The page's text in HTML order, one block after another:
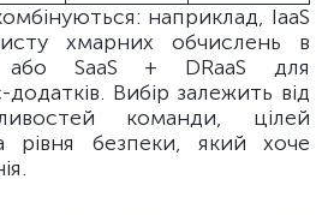
наприклад, IaaS
хмарних обчислень в
або SaaS + DRaaS для
Вибір залежить від
команди, цілей
рівня безпеки, який хоче